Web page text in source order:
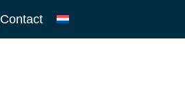
Contact